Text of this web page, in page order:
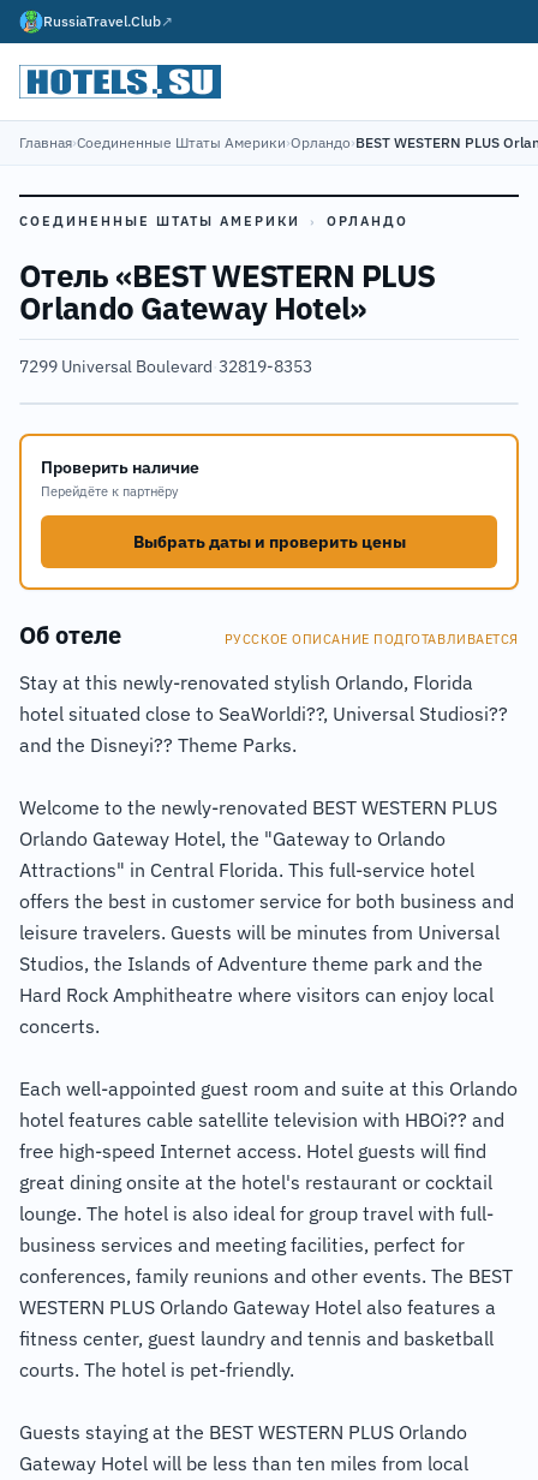
RussiaTravel.Club↗
Главная›Соединенные Штаты Америки›Орландо›BEST WESTERN PLUS
СОЕДИНЕННЫЕ ШТАТЫ АМЕРИКИ › ОРЛАНДО
Отель «BEST WESTERN PLUS
Orlando Gateway Hotel»
7299 Universal Boulevard·32819-8353
Проверить наличие
Перейдёте к партнёру
Выбрать даты и проверить цены
Об отеле РУССКОЕ ОПИСАНИЕ ПОДГОТАВЛИВАЕТСЯ
Stay at this newly-renovated stylish Orlando, Florida
hotel situated close to SeaWorldi??, Universal Studiosi??
and the Disneyi?? Theme Parks.
Welcome to the newly-renovated BEST WESTERN PLUS
Orlando Gateway Hotel, the "Gateway to Orlando
Attractions" in Central Florida. This full-service hotel
offers the best in customer service for both business and
leisure travelers. Guests will be minutes from Universal
Studios, the Islands of Adventure theme park and the
Hard Rock Amphitheatre where visitors can enjoy local
concerts.
Each well-appointed guest room and suite at this Orlando
hotel features cable satellite television with HBOi?? and
free high-speed Internet access. Hotel guests will find
great dining onsite at the hotel's restaurant or cocktail
lounge. The hotel is also ideal for group travel with full-
business services and meeting facilities, perfect for
conferences, family reunions and other events. The BEST
WESTERN PLUS Orlando Gateway Hotel also features a
fitness center, guest laundry and tennis and basketball
courts. The hotel is pet-friendly.
Guests staying at the BEST WESTERN PLUS Orlando
Gateway Hotel will be less than ten miles from local